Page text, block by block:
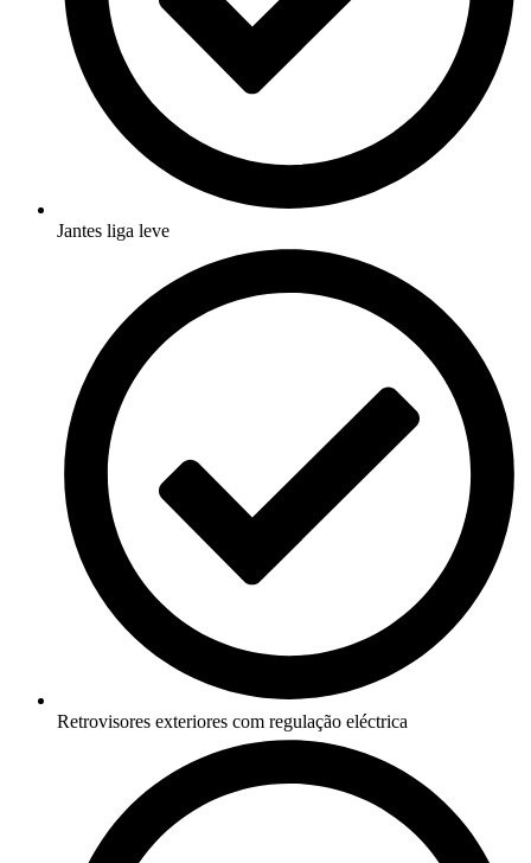
Jantes liga leve
Retrovisores exteriores com regulação eléctrica